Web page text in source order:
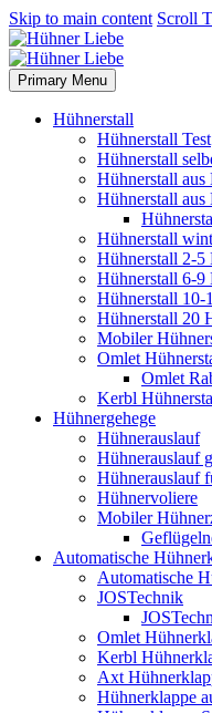
Skip to main content Scroll
Primary Menu
Hühnerstall
Hühnerstall Test
Hühnerstall
Hühnerstall aus
Hühnerstall
Hühnerstall
Hühnerstall 2-5
Hühnerstall 6-9
Hühnerstall 10-
Hühnerstall 20
Mobiler
Omlet
Omlet
Kerbl
Hühnergehege
Hühnerauslauf
Hühnerauslauf
Hühnerauslauf
Hühnervoliere
Mobiler
Automatische
Automatische
JOSTechnik
Omlet
Kerbl
Axt
Hühnerklappe